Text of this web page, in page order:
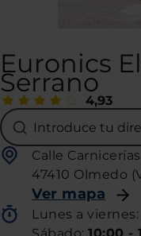
Euronics
Serrano
4,93
Introduce tu
Calle
47410 Olmedo
Ver mapa
Lunes a viernes: